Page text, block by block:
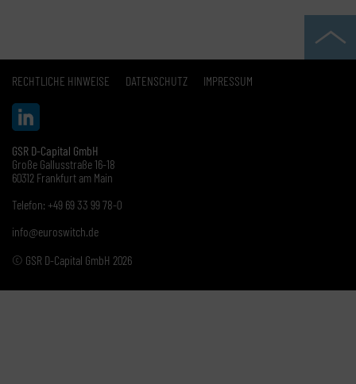
RECHTLICHE HINWEISE DATENSCHUTZ IMPRESSUM
GSR D-Capital GmbH
Große Gallusstraße 16-18
60312 Frankfurt am Main
Telefon: +49 69 33 99 78-0
info@euroswitch.de
© GSR D-Capital GmbH 2026